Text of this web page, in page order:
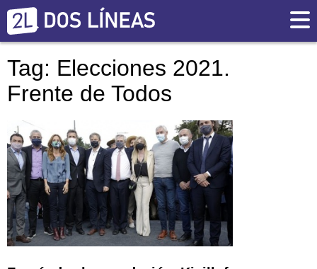
Tag: Elecciones 2021.
Frente de Todos